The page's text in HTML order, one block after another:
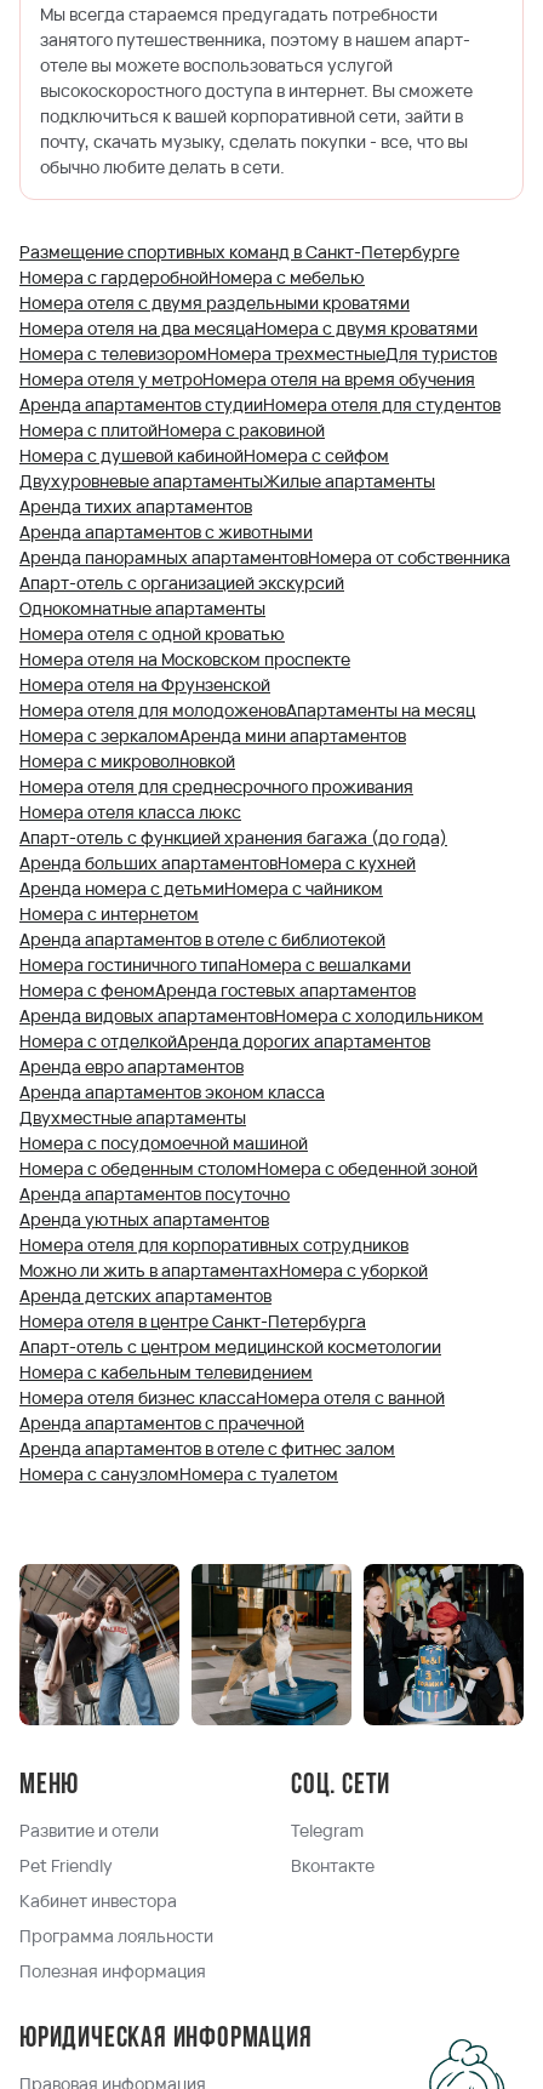
Мы всегда стараемся предугадать потребности
занятого путешественника, поэтому в нашем апарт-
отеле вы можете воспользоваться услугой
высокоскоростного доступа в интернет. Вы сможете
подключиться к вашей корпоративной сети, зайти в
почту, скачать музыку, сделать покупки - все, что вы
обычно любите делать в сети.
Размещение спортивных команд в Санкт-Петербурге
Номера с гардеробнойНомера с мебелью
Номера отеля с двумя раздельными кроватями
Номера отеля на два месяцаНомера с двумя кроватями
Номера с телевизоромНомера трехместныеДля туристов
Номера отеля у метроНомера отеля на время обучения
Аренда апартаментов студииНомера отеля для студентов
Номера с плитойНомера с раковиной
Номера с душевой кабинойНомера с сейфом
Двухуровневые апартаментыЖилые апартаменты
Аренда тихих апартаментов
Аренда апартаментов с животными
Аренда панорамных апартаментовНомера от собственника
Апарт-отель с организацией экскурсий
Однокомнатные апартаменты
Номера отеля с одной кроватью
Номера отеля на Московском проспекте
Номера отеля на Фрунзенской
Номера отеля для молодоженовАпартаменты на месяц
Номера с зеркаломАренда мини апартаментов
Номера с микроволновкой
Номера отеля для среднесрочного проживания
Номера отеля класса люкс
Апарт-отель с функцией хранения багажа (до года)
Аренда больших апартаментовНомера с кухней
Аренда номера с детьмиНомера с чайником
Номера с интернетом
Аренда апартаментов в отеле с библиотекой
Номера гостиничного типаНомера с вешалками
Номера с феномАренда гостевых апартаментов
Аренда видовых апартаментовНомера с холодильником
Номера с отделкойАренда дорогих апартаментов
Аренда евро апартаментов
Аренда апартаментов эконом класса
Двухместные апартаменты
Номера с посудомоечной машиной
Номера с обеденным столомНомера с обеденной зоной
Аренда апартаментов посуточно
Аренда уютных апартаментов
Номера отеля для корпоративных сотрудников
Можно ли жить в апартаментахНомера с уборкой
Аренда детских апартаментов
Номера отеля в центре Санкт-Петербурга
Апарт-отель с центром медицинской косметологии
Номера с кабельным телевидением
Номера отеля бизнес классаНомера отеля с ванной
Аренда апартаментов с прачечной
Аренда апартаментов в отеле с фитнес залом
Номера с санузломНомера с туалетом
Меню
Развитие и отели
Pet Friendly
Кабинет инвестора
Программа лояльности
Полезная информация
Соц. сети
Telegram
Вконтакте
Юридическая информация
Правовая информация